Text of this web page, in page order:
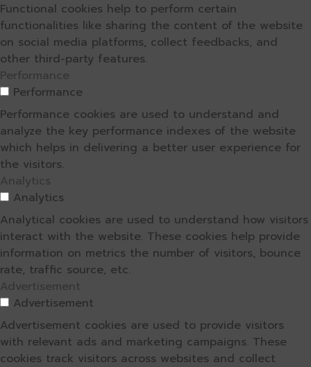
Functional cookies help to perform certain
functionalities like sharing the content of the website
on social media platforms, collect feedbacks, and
other third-party features.
Performance
Performance
Performance cookies are used to understand and
analyze the key performance indexes of the website
which helps in delivering a better user experience for
the visitors.
Analytics
Analytics
Analytical cookies are used to understand how visitors
interact with the website. These cookies help provide
information on metrics the number of visitors, bounce
rate, traffic source, etc.
Advertisement
Advertisement
Advertisement cookies are used to provide visitors
with relevant ads and marketing campaigns. These
cookies track visitors across websites and collect